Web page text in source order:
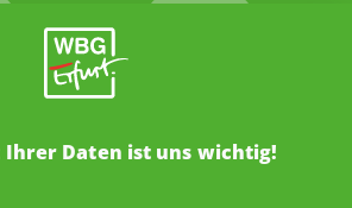
Ihrer Daten ist uns wichtig!